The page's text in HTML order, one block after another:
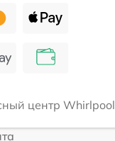
центр Whirlpool